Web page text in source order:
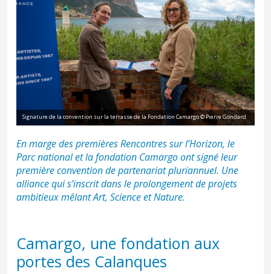
Signature de la convention sur la terrasse de la Fondation Camargo © Pierre Gondard
En marge des premières Rencontres sur l’Horizon, le
Parc national et la fondation Camargo ont signé leur
première convention de partenariat pluriannuel. Une
alliance qui s’inscrit dans le prolongement de projets
ambitieux mêlant Art, Science et Nature.
Camargo, une fondation aux
portes des Calanques